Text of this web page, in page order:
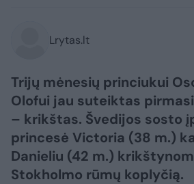
Lrytas.lt
Trijų mėnesių princiukui
Olofui jau suteiktas
– krikštas. Švedijos sosto
princesė Victoria (38 m.)
Danieliu (42 m.)
Stokholmo rūmų koplyčią.